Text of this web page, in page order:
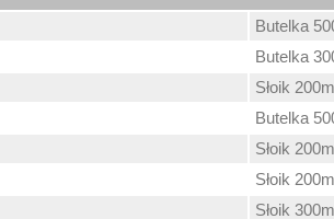
Butelka
Butelka
Słoik 200ml
Butelka
Słoik 200ml
Słoik 200ml
Słoik 300ml